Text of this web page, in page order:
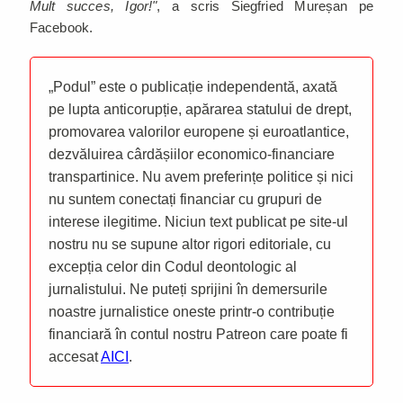
Mult succes, Igor!", a scris Siegfried Mureșan pe
Facebook.
„Podul” este o publicație independentă, axată
pe lupta anticorupție, apărarea statului de drept,
promovarea valorilor europene și euroatlantice,
dezvăluirea cârdășiilor economico-financiare
transpartinice. Nu avem preferințe politice și nici
nu suntem conectați financiar cu grupuri de
interese ilegitime. Niciun text publicat pe site-ul
nostru nu se supune altor rigori editoriale, cu
excepția celor din Codul deontologic al
jurnalistului. Ne puteți sprijini în demersurile
noastre jurnalistice oneste printr-o contribuție
financiară în contul nostru Patreon care poate fi
accesatAICI .